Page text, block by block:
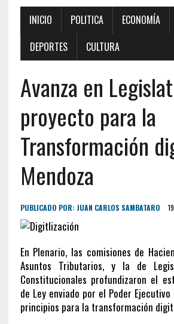
INICIO POLITICA ECONOMÍA
DEPORTES
CULTURA
Avanza en
proyecto para la
Transformación
Mendoza
PUBLICADO POR: JUAN CARLOS SAMBATARO
En Plenario, las comisiones de
Asuntos Tributarios, y la de
Constitucionales profundizaron el
de Ley enviado por el Poder
principios para la transformación